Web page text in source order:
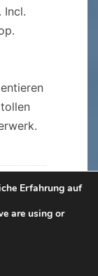
Incl.
ich
– und
Erfahrung auf
are using or